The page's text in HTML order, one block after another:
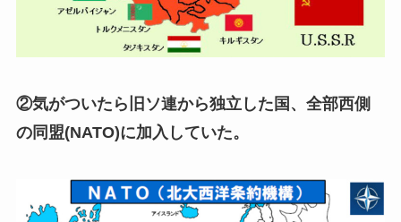
②気がついたら 旧ソ連から独立した国、全部西側
の同盟(NATO)に加入していた。